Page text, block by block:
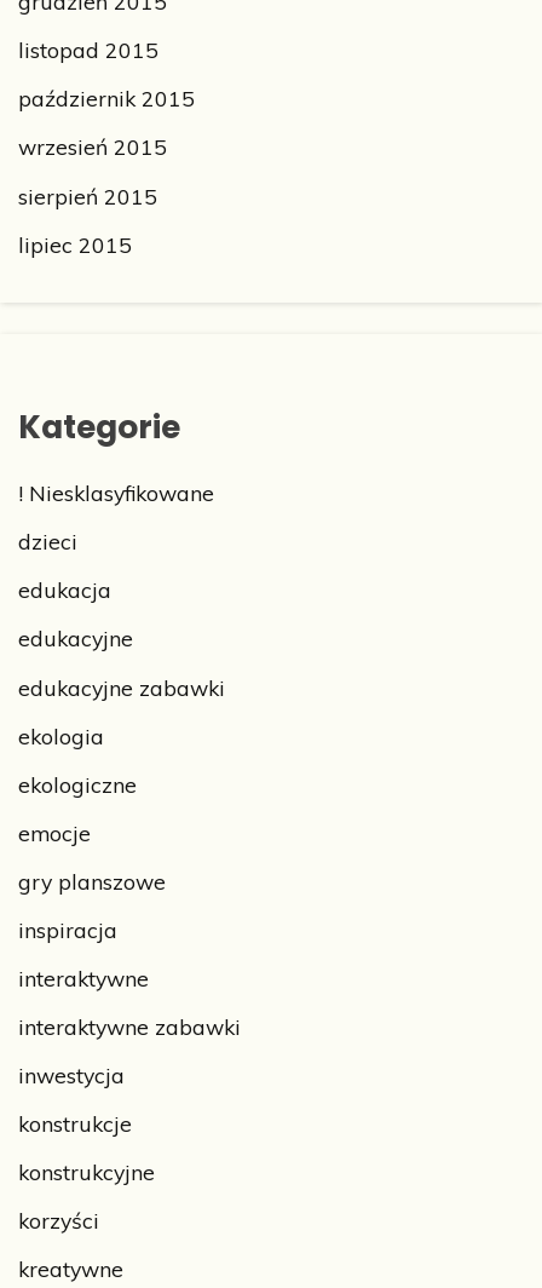
listopad 2015
październik 2015
wrzesień 2015
sierpień 2015
lipiec 2015
Kategorie
! Niesklasyfikowane
dzieci
edukacja
edukacyjne
edukacyjne zabawki
ekologia
ekologiczne
emocje
gry planszowe
inspiracja
interaktywne
interaktywne zabawki
inwestycja
konstrukcje
konstrukcyjne
korzyści
kreatywne